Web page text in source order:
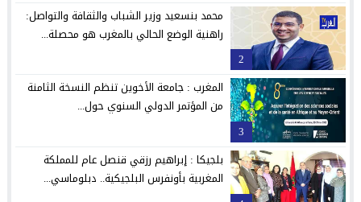
2
محمد بنسعيد وزير الشباب والثقافة والتواصل:
راهنية الوضع الحالي بالمغرب هو محصلة...
3
المغرب : جامعة الأخوين تنظم النسخة الثامنة
من المؤتمر الدولي السنوي حول...
بلجيكا : إبراهيم رزقي قنصل عام للمملكة
المغربية بأونفرس البلجيكية.. دبلوماسي...